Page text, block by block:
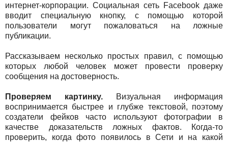
интернет-корпорации. Социальная сеть Facebook даже
вводит специальную кнопку, с помощью которой
пользователи могут пожаловаться на ложные
публикации.
Рассказываем несколько простых правил, с помощью
которых любой человек может провести проверку
сообщения на достоверность.
Проверяем картинку.
Визуальная информация
воспринимается быстрее и глубже текстовой, поэтому
создатели фейков часто используют фотографии в
качестве доказательств ложных фактов. Когда-то
проверить, когда фото появилось в Сети и на какой